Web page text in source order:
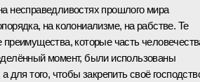
несправедливостях прошлого мира
на колониализме, на рабстве. Те
преимущества, которые часть
момент, были использованы
для того, чтобы закрепить своё